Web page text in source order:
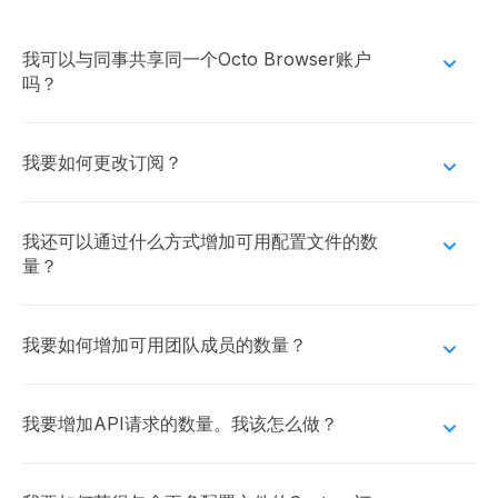
我可以与同事共享同一个Octo Browser账户
吗？
我要如何更改订阅？
后，才可降级为低级别订阅。为此，您需要充值您
的账户余额并选择所需的订阅。请注意，在降级
我还可以通过什么方式增加可用配置文件的数
量？
我要如何增加可用团队成员的数量？
我要增加API请求的数量。我该怎么做？